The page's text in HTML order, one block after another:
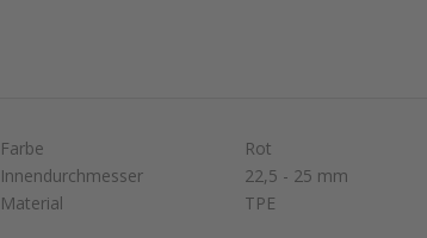
Farbe
Rot
Innendurchmesser
22,5 - 25 mm
Material TPE